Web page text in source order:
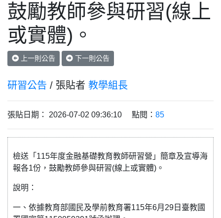
鼓勵教師參與研習(線上
或實體)。
上一則公告 下一則公告
研習公告 / 張貼者 教學組長
張貼日期： 2026-07-02 09:36:10 點閱： 85
檢送「115年度金融基礎教育教師研習營」簡章及宣導海
報各1份，鼓勵教師參與研習(線上或實體)。
說明：
一、依據教育部國民及學前教育署115年6月29日臺教國